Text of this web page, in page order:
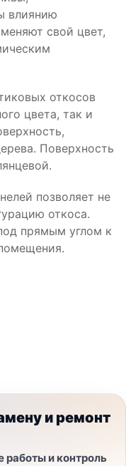
влиянию
свой цвет,
откосов
цвета, так и
Поверхность
позволяет не
откоса.
прямым углом к
и ремонт
работы и контроль